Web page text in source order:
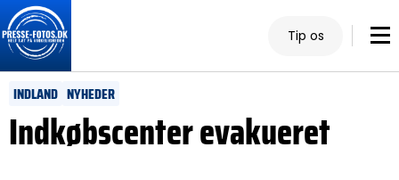
Tip os
INDLAND NYHEDER
Indkøbscenter evakueret